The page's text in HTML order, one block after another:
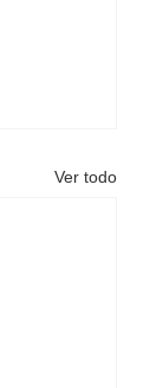
Ver todo